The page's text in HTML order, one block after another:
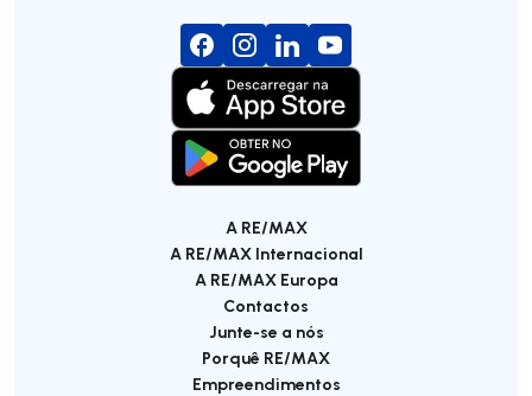
A RE/MAX
A RE/MAX Internacional
A RE/MAX Europa
Contactos
Junte-se a nós
Porquê RE/MAX
Empreendimentos